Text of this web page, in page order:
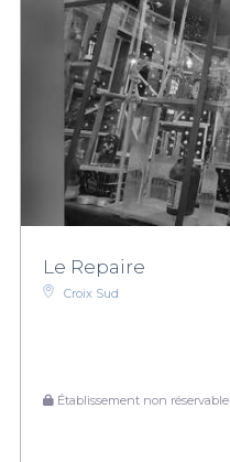
Le Repaire
Croix Sud
Établissement non réservable